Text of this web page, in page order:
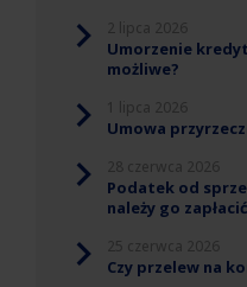
Umorzenie
możliwe?
Umowa
Podatek od
należy go
Czy przelew na